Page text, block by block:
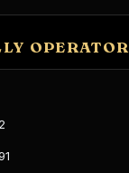
OPERATOR